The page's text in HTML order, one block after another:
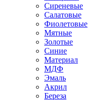
Сиреневые
Салатовые
Фиолетовые
Мятные
Золотые
Синие
Материал
МДФ
Эмаль
Акрил
Береза